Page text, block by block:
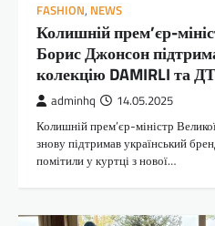
FASHION, NEWS
Колишній прем’єр-
Борис Джонсон
колекцію DAMIRLI та
adminhq 14.05.2025
Колишній прем’єр-міністр
знову підтримав український
помітили у куртці з нової…